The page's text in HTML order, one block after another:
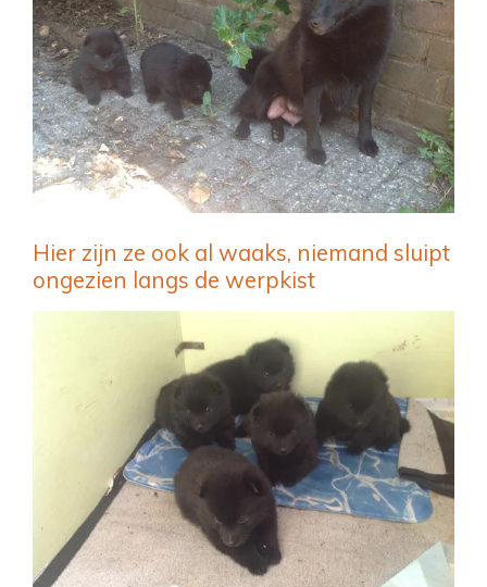
Hier zijn ze ook al waaks, niemand sluipt
ongezien langs de werpkist